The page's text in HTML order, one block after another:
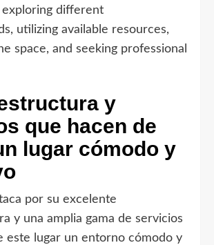
different
utilizing available resources,
space, and seeking professional
y
que hacen de
lugar cómodo y
por su excelente
y una amplia gama de servicios
este lugar un entorno cómodo y